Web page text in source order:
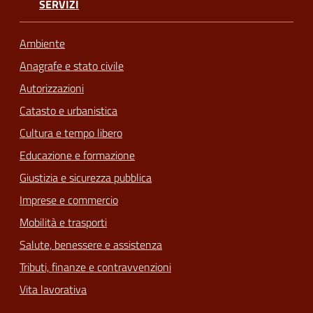
SERVIZI
Ambiente
Anagrafe e stato civile
Autorizzazioni
Catasto e urbanistica
Cultura e tempo libero
Educazione e formazione
Giustizia e sicurezza pubblica
Imprese e commercio
Mobilità e trasporti
Salute, benessere e assistenza
Tributi, finanze e contravvenzioni
Vita lavorativa